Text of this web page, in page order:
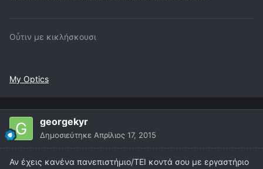
Οὖτιν με κικλήσκουσι
My Optics
georgekyr
Δημοσιεύτηκε Απρίλιος 17, 2015
Αν έχεις κανένα πανεπιστήμιο/ΤΕΙ κοντά σου με εργαστήριο